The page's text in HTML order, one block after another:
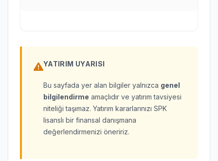
YATIRIM UYARISI
Bu sayfada yer alan bilgiler yalnızca genel
bilgilendirme amaçlıdır ve yatırım tavsiyesi
niteliği taşımaz. Yatırım kararlarınızı SPK
lisanslı bir finansal danışmana
değerlendirmenizi öneririz.